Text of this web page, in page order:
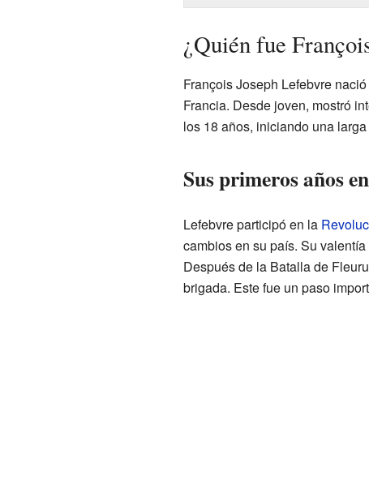
¿Quién fue
François Joseph Lefebvre
Francia. Desde joven, mostró
los 18 años, iniciando una
Sus primeros años
Lefebvre participó en la
cambios en su país. Su
Después de la Batalla de
brigada. Este fue un paso